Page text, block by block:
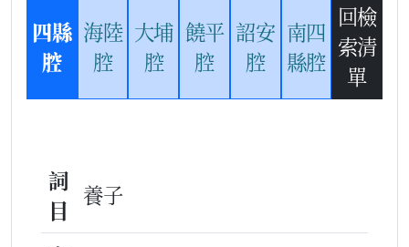
四縣
腔
海陸
腔
大埔
腔
饒平
腔
詔安
腔
南四
縣腔
回檢
索清
單
詞
目
養子